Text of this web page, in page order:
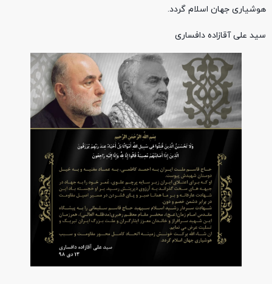
هوشیاری جهان اسلام گردد.
سید علی آقازاده دافساری